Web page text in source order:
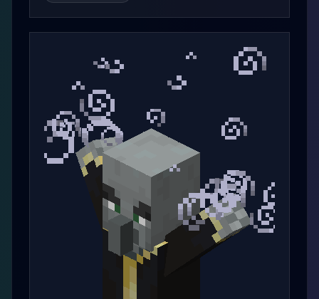
主世界 / 末地
末影螨
Endermite
末影螨（Endermite）是末影珍珠落地时生成的敌对
生物。
刷新：每个末影珍珠落地时，末影螨都有5%的概率在玩
家使用该末影珍珠传送前或传送后的位置生成。
掉落：无常规掉落